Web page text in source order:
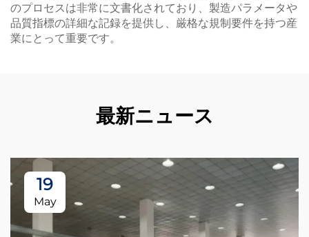
のプロセスは非常に文書化されており、製造パラメータや
品質指標の詳細な記録を提供し、厳格な規制要件を持つ産
業にとって重要です。
最新ニュース
19
May